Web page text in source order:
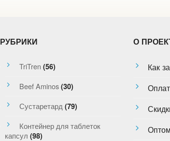
РУБРИКИ
TriTren (56)
Beef Aminos (30)
Сустаретард (79)
Контейнер для таблеток
капсул (98)
О
Как
Оптом